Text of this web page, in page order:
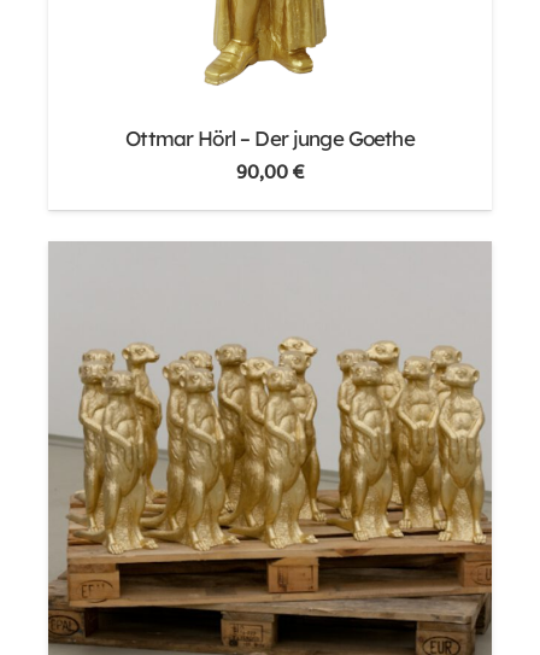
Ottmar Hörl – Der junge Goethe
90,00€